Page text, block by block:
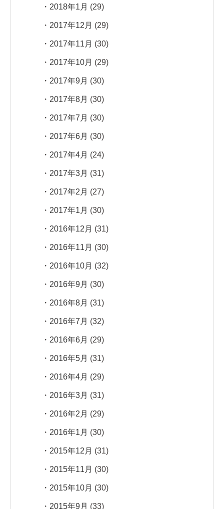
2018年1月 (29)
2017年12月 (29)
2017年11月 (30)
2017年10月 (29)
2017年9月 (30)
2017年8月 (30)
2017年7月 (30)
2017年6月 (30)
2017年4月 (24)
2017年3月 (31)
2017年2月 (27)
2017年1月 (30)
2016年12月 (31)
2016年11月 (30)
2016年10月 (32)
2016年9月 (30)
2016年8月 (31)
2016年7月 (32)
2016年6月 (29)
2016年5月 (31)
2016年4月 (29)
2016年3月 (31)
2016年2月 (29)
2016年1月 (30)
2015年12月 (31)
2015年11月 (30)
2015年10月 (30)
2015年9月 (33)